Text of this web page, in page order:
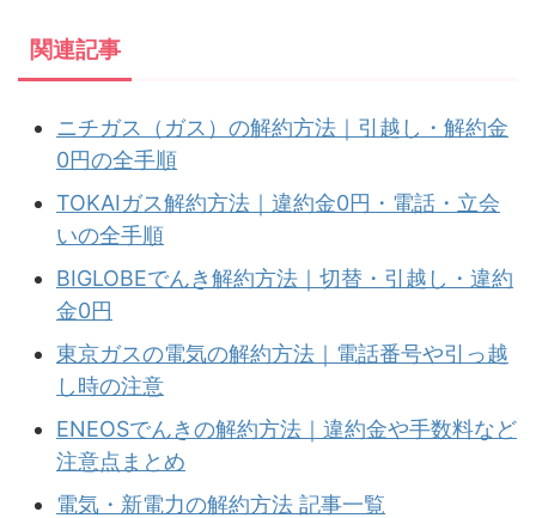
関連記事
ニチガス（ガス）の解約方法｜引越し・解約金
0円の全手順
TOKAIガス解約方法｜違約金0円・電話・立会
いの全手順
BIGLOBEでんき解約方法｜切替・引越し・違約
金0円
東京ガスの電気の解約方法｜電話番号や引っ越
し時の注意
ENEOSでんきの解約方法｜違約金や手数料など
注意点まとめ
電気・新電力の解約方法 記事一覧